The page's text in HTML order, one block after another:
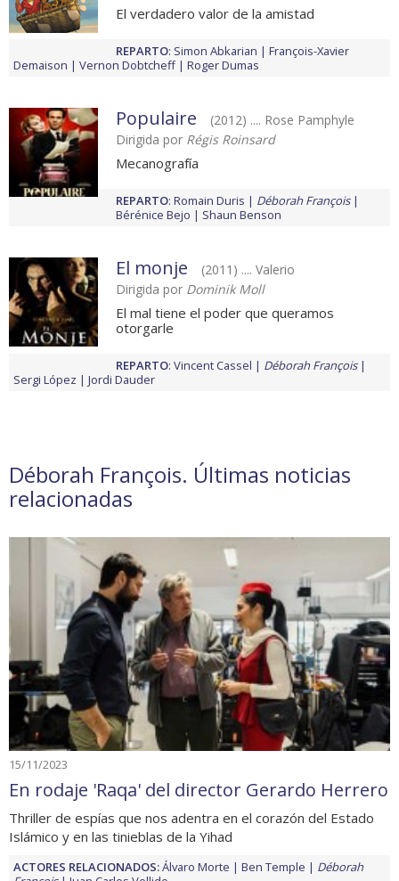
El verdadero valor de la amistad
REPARTO: Simon Abkarian
François-Xavier
Demaison
Vernon Dobtcheff Roger Dumas
Populaire
(2012) .... Rose Pamphyle
Dirigida por Régis Roinsard
Mecanografía
REPARTO: Romain Duris
Déborah François
Bérénice Bejo
Shaun Benson
El monje
(2011) .... Valerio
Dirigida por Dominik Moll
El mal tiene el poder que queramos
otorgarle
REPARTO: Vincent Cassel
Déborah François
Sergi López
Jordi Dauder
Déborah François. Últimas noticias
relacionadas
15/11/2023
En rodaje 'Raqa' del director Gerardo Herrero
Thriller de espías que nos adentra en el corazón del Estado
Islámico y en las tinieblas de la Yihad
ACTORES RELACIONADOS:Álvaro Morte Ben Temple
Déborah